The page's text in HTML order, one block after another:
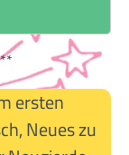
ersten
Neues zu